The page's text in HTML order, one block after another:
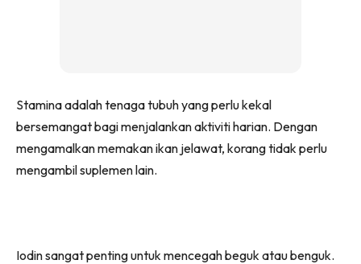
Stamina adalah tenaga tubuh yang perlu kekal
bersemangat bagi menjalankan aktiviti harian. Dengan
mengamalkan memakan ikan jelawat, korang tidak perlu
mengambil suplemen lain.
Iodin sangat penting untuk mencegah beguk atau benguk.